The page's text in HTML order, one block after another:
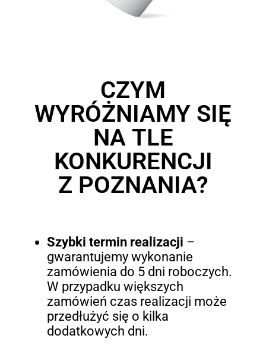
CZYM
WYRÓŻNIAMY SIĘ
NA TLE
KONKURENCJI
Z POZNANIA?
Szybki termin realizacji –
gwarantujemy wykonanie
zamówienia do 5 dni roboczych.
W przypadku większych
zamówień czas realizacji może
przedłużyć się o kilka
dodatkowych dni.